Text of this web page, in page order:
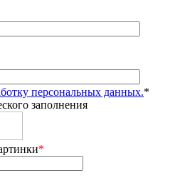
персональных данных.*
заполнения
*